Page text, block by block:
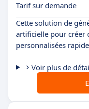
Tarif sur demande
Cette solution de
artificielle pour créer
personnalisées
Voir plus de